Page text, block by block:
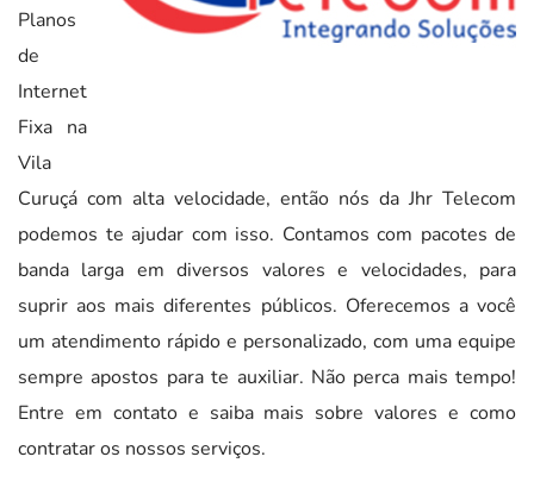
Planos
de
Internet
Fixa na
Vila
Curuçá com alta velocidade, então nós da Jhr Telecom
podemos te ajudar com isso. Contamos com pacotes de
banda larga em diversos valores e velocidades, para
suprir aos mais diferentes públicos. Oferecemos a você
um atendimento rápido e personalizado, com uma equipe
sempre apostos para te auxiliar. Não perca mais tempo!
Entre em contato e saiba mais sobre valores e como
contratar os nossos serviços.